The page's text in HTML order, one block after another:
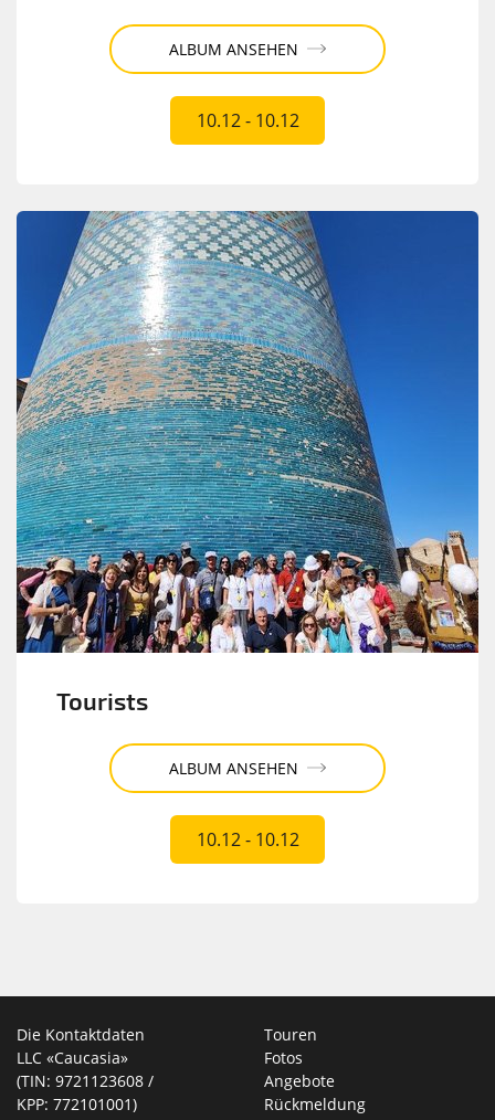
ALBUM ANSEHEN
10.12 - 10.12
Tourists
ALBUM ANSEHEN
10.12 - 10.12
Die Kontaktdaten
LLC «Caucasia»
(TIN: 9721123608 /
KPP: 772101001)
Touren
Fotos
Angebote
Rückmeldung